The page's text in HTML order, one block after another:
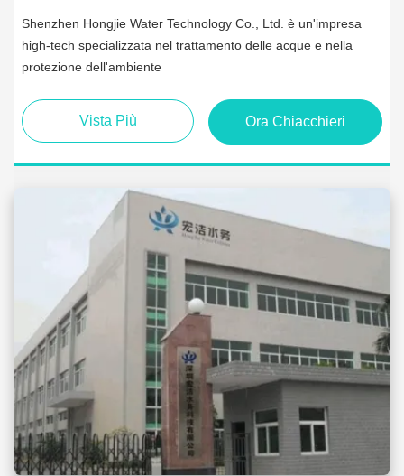
Shenzhen Hongjie Water Technology Co., Ltd. è un'impresa
high-tech specializzata nel trattamento delle acque e nella
protezione dell'ambiente
Vista Più Ora Chiacchieri